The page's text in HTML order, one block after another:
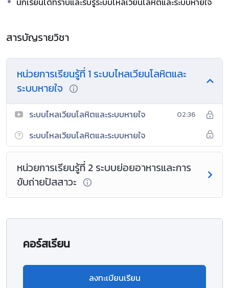
สารบัญรายวิชา
หน่วยการเรียนรู้ที่ 1 ระบบไหลเวียนโลหิตและ
ระบบหายใจ
ระบบไหลเวียนโลหิตและระบบหายใจ 02:36
ระบบไหลเวียนโลหิตและระบบหายใจ
หน่วยการเรียนรู้ที่ 2 ระบบย่อยอาหารและการ
ขับถ่ายปัสสาวะ
คอร์สเรียน
ลงทะเบียนเรียน